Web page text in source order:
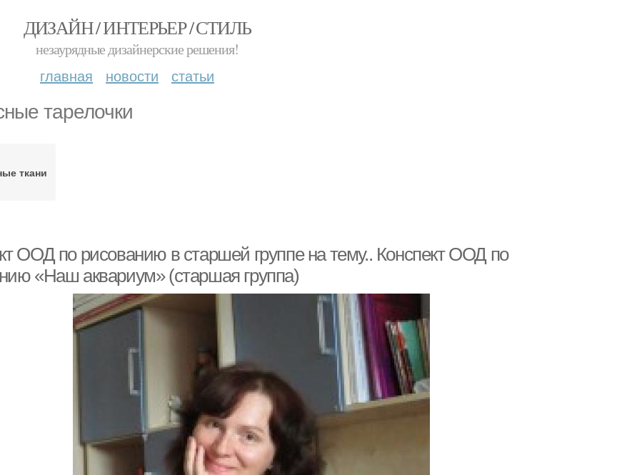
ДИЗАЙН / ИНТЕРЬЕР / СТИЛЬ
незаурядные дизайнерские решения!
главная новости статьи
тарелочки
ткани
ООД по рисованию в старшей группе на тему.. Конспект ООД по
«Наш аквариум» (старшая группа)